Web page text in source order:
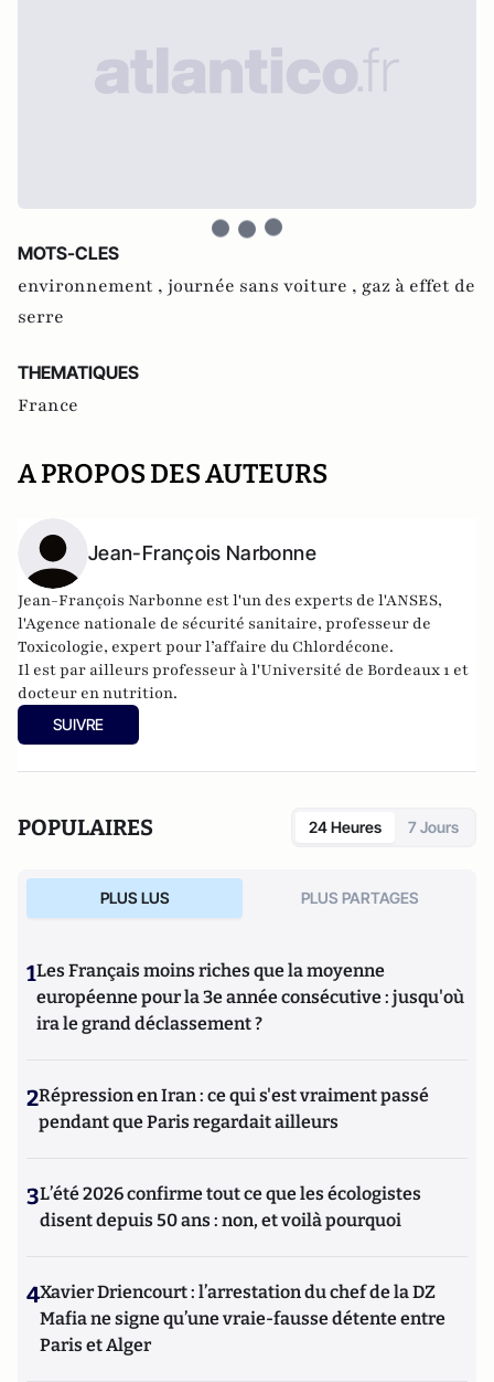
MOTS-CLES
environnement , journée sans voiture , gaz à effet de
serre
THEMATIQUES
France
A PROPOS DES AUTEURS
Jean-François Narbonne
Jean-François Narbonne est l'un des experts de l'ANSES,
l'Agence nationale de sécurité sanitaire, professeur de
Toxicologie, expert pour l’affaire du Chlordécone.
Il est par ailleurs professeur à l'Université de Bordeaux 1 et
docteur en nutrition.
SUIVRE
POPULAIRES 24 Heures 7 Jours
PLUS LUS PLUS PARTAGES
1Les Français moins riches que la moyenne
européenne pour la 3e année consécutive : jusqu'où
ira le grand déclassement ?
2Répression en Iran : ce qui s'est vraiment passé
pendant que Paris regardait ailleurs
3L’été 2026 confirme tout ce que les écologistes
disent depuis 50 ans : non, et voilà pourquoi
4Xavier Driencourt : l’arrestation du chef de la DZ
Mafia ne signe qu’une vraie-fausse détente entre
Paris et Alger